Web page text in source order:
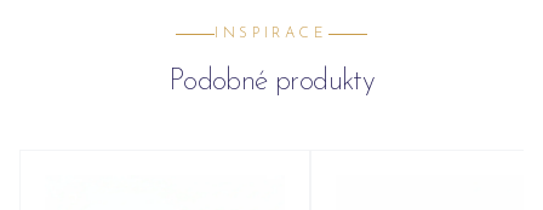
INSPIRACE
Podobné produkty